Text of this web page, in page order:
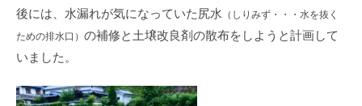
後には、水漏れが気になっていた尻水 （しりみず・・・水を抜く
ための排水口） の補修と土壌改良剤の散布をしようと計画して
いました。